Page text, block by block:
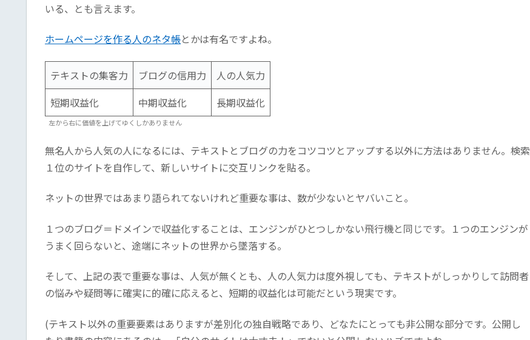
いる、とも言えます。
ホームページを作る人のネタ帳とかは有名ですよね。
テキストの集客力 ブログの信用力
人の人気力
短期収益化
中期収益化 長期収益化
左から右に価値を上げてゆくしかありません
無名人から人気の人になるには、テキストとブログの力をコツコツとアップする以外に方法はありません。検索
１位のサイトを自作して、新しいサイトに交互リンクを貼る。
ネットの世界ではあまり語られてないけれど重要な事は、数が少ないとヤバいこと。
１つのブログ＝ドメインで収益化することは、エンジンがひとつしかない飛行機と同じです。１つのエンジンが
うまく回らないと、途端にネットの世界から墜落する。
そして、上記の表で重要な事は、人気が無くとも、人の人気力は度外視しても、テキストがしっかりして訪問者
の悩みや疑問等に確実に的確に応えると、短期的収益化は可能だという現実です。
(テキスト以外の重要要素はありますが差別化の独自戦略であり、どなたにとっても非公開な部分です。公開し